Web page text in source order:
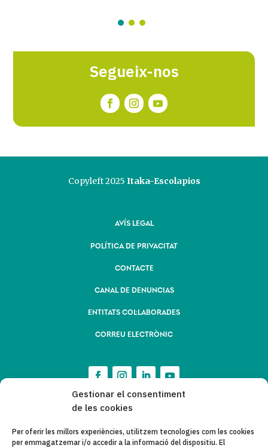
Gestionar el consentiment
de les cookies
Per oferir les millors experiències, utilitzem tecnologies com les cookies
per emmagatzemar i/o accedir a la informació del dispositiu. El
Segueix-nos
Copyleft 2025 Itaka-Escolapios
AVÍS LEGAL
POLÍTICA DE PRIVACITAT
CONTACTE
CANAL DE DENUNCIAS
ENTITATS COL·LABORADES
CORREU ELECTRÒNIC